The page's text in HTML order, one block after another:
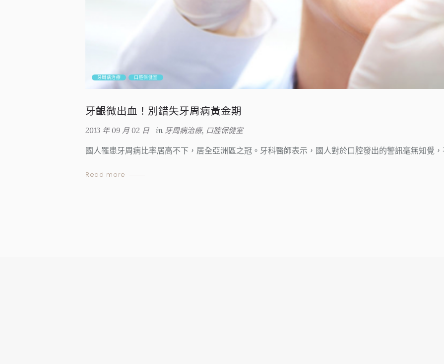
牙周病治療 口腔保健室
牙齦微出血！別錯失牙周病黃金期
2013 年 09 月 02 日 in 牙周病治療, 口腔保健室
國人罹患牙周病比率居高不下，居全亞洲區之冠。牙科醫師表示，國人對於口腔發出的警訊毫無知覺
Read more